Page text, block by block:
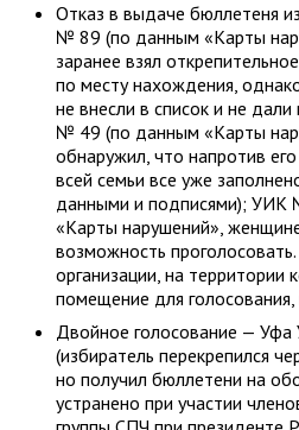
Отказ в выдаче бюллетеня
№ 89 (по данным «Карты
заранее взял
по месту нахождения,
не внесли в список и не
№ 49 (по данным «Карты
обнаружил, что напротив
всей семьи все уже
данными и подписями);
«Карты нарушений»,
возможность
организации, на территории
помещение для голосования,
Двойное голосование —
(избиратель перекрепился
но получил бюллетени на
устранено при участии